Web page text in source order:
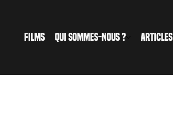
FILMS QUI SOMMES-NOUS ? ARTICLES